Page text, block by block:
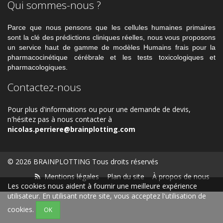
Les cookies nous aident à fournir une meilleure expérience
utilisateur. En utilisant notre site, vous acceptez l'utilisation de
cookies.
OK
Qui sommes-nous ?
Parce que nous pensons que les cellules humaines primaires
sont la clé des prédictions cliniques réelles, nous vous proposons
un service haut de gamme de modèles Humains frais pour la
pharmacocinétique cérébrale et les tests toxicologiques et
pharmacologiques.
Contactez-nous
Pour plus d'informations ou pour une demande de devis,
n'hésitez pas à nous contacter à
nicolas.perriere@brainplotting.com
© 2026 BRAINPLOTTING Tous droits réservés
Mentions légales
Plan du site À propos de nous